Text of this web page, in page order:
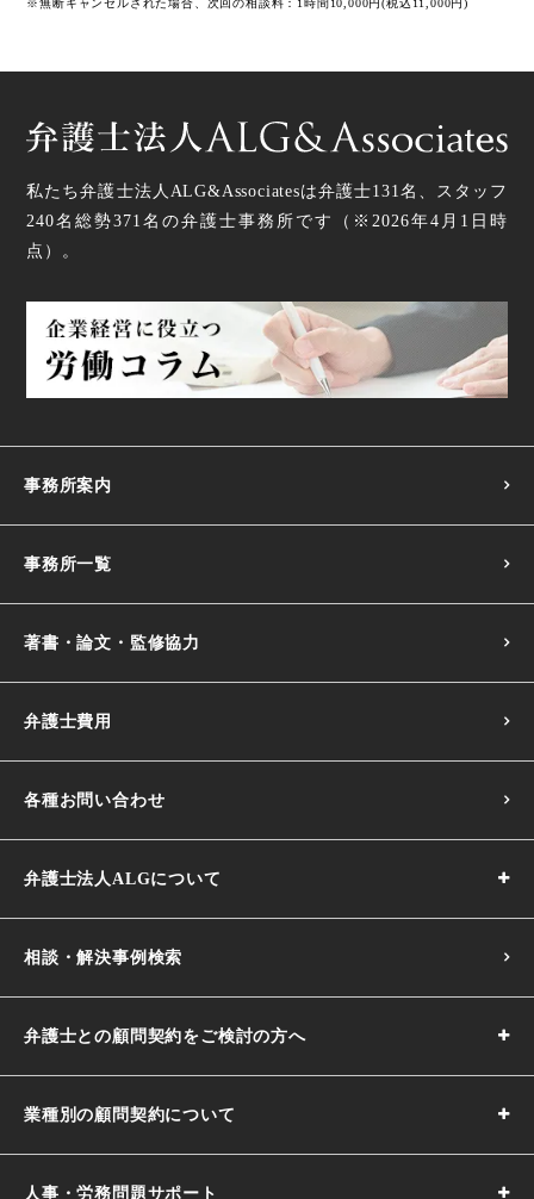
※無断キャンセルされた場合、次回の相談料：1時間10,000円(税込11,000円)
私たち弁護士法人ALG&Associatesは弁護士131名、スタッフ
240名総勢371 名の弁護士事務所です（ ※2026年4月1日時
点 ）。
事務所案内
事務所一覧
著書・論文・監修協力
弁護士費用
各種お問い合わせ
弁護士法人ALGについて
相談・解決事例検索
弁護士との顧問契約をご検討の方へ
業種別の顧問契約について
人事・労務問題サポート